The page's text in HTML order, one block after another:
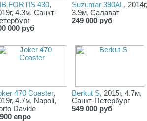
FORTIS 430,
4.3м, Санкт-
000 руб
Suzumar 390AL, 2014г,
3.9м, Салават
249 000 руб
470 Coaster,
4.7м, Napoli,
Davide
евро
Berkut S, 2015г, 4.7м,
Санкт-Петербург
549 000 руб